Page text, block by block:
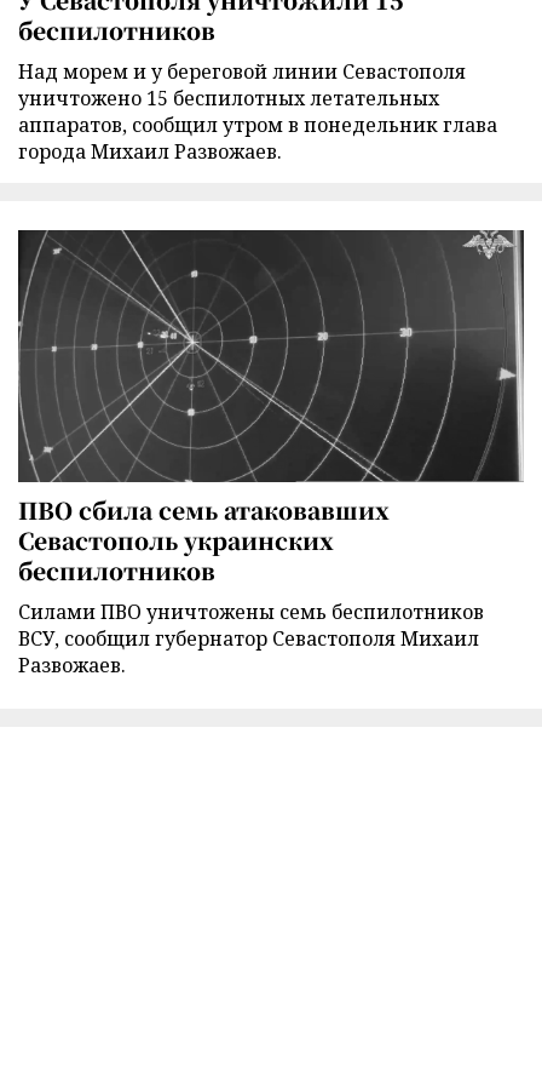
беспилотников
Над морем и у береговой линии Севастополя
уничтожено 15 беспилотных летательных
аппаратов, сообщил утром в понедельник глава
города Михаил Развожаев.
ПВО сбила семь атаковавших
Севастополь украинских
беспилотников
Силами ПВО уничтожены семь беспилотников
ВСУ, сообщил губернатор Севастополя Михаил
Развожаев.